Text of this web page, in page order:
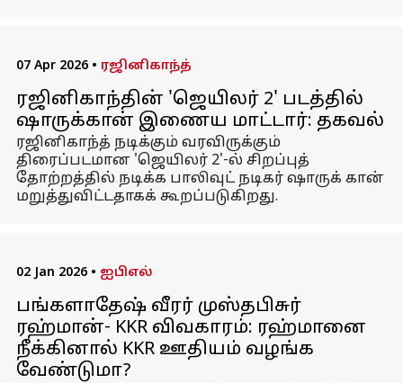
07 Apr 2026 • ரஜினிகாந்த்
ரஜினிகாந்தின் 'ஜெயிலர் 2' படத்தில்
ஷாருக்கான் இணைய மாட்டார்: தகவல்
ரஜினிகாந்த் நடிக்கும் வரவிருக்கும்
திரைப்படமான 'ஜெயிலர் 2'-ல் சிறப்புத்
தோற்றத்தில் நடிக்க பாலிவுட் நடிகர் ஷாருக் கான்
மறுத்துவிட்டதாகக் கூறப்படுகிறது.
02 Jan 2026 • ஐபிஎல்
பங்களாதேஷ் வீரர் முஸ்தபிசுர்
ரஹ்மான்- KKR விவகாரம்: ரஹ்மானை
நீக்கினால் KKR ஊதியம் வழங்க
வேண்டுமா?